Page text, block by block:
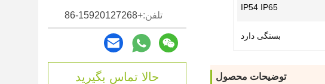
IP54 IP65
بستگی دارد
توضیحات محصول
تلفن:+86-15920127268
حالا تماس بگیرید